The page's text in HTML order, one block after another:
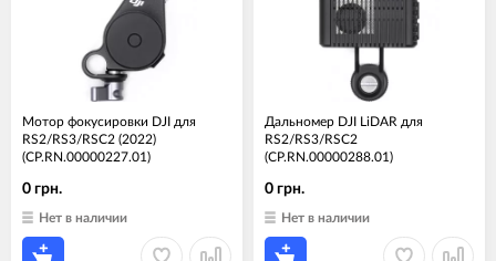
Мотор фокусировки DJI для
RS2/RS3/RSC2 (2022)
(CP.RN.00000227.01)
0 грн.
Нет в наличии
Дальномер DJI LiDAR для
RS2/RS3/RSC2
(CP.RN.00000288.01)
0 грн.
Нет в наличии